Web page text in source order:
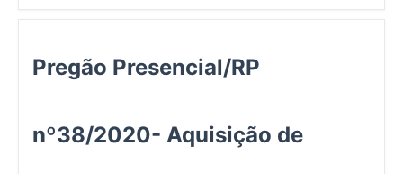
Pregão Presencial/RP
nº38/2020- Aquisição de